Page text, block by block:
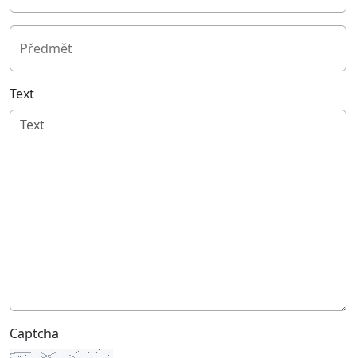
Předmět
Text
Captcha